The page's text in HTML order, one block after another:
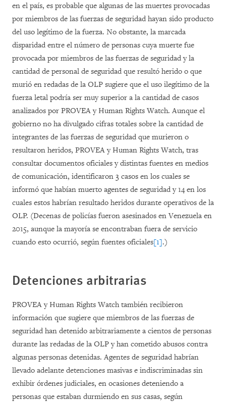
en el país, es probable que algunas de las muertes provocadas
por miembros de las fuerzas de seguridad hayan sido producto
del uso legítimo de la fuerza. No obstante, la marcada
disparidad entre el número de personas cuya muerte fue
provocada por miembros de las fuerzas de seguridad y la
cantidad de personal de seguridad que resultó herido o que
murió en redadas de la OLP sugiere que el uso ilegítimo de la
fuerza letal podría ser muy superior a la cantidad de casos
analizados por PROVEA y Human Rights Watch. Aunque el
gobierno no ha divulgado cifras totales sobre la cantidad de
integrantes de las fuerzas de seguridad que murieron o
resultaron heridos, PROVEA y Human Rights Watch, tras
consultar documentos oficiales y distintas fuentes en medios
de comunicación, identificaron 3 casos en los cuales se
informó que habían muerto agentes de seguridad y 14 en los
cuales estos habrían resultado heridos durante operativos de la
OLP. (Decenas de policías fueron asesinados en Venezuela en
2015, aunque la mayoría se encontraban fuera de servicio
cuando esto ocurrió, según fuentes oficiales[1].)
Detenciones arbitrarias
PROVEA y Human Rights Watch también recibieron
información que sugiere que miembros de las fuerzas de
seguridad han detenido arbitrariamente a cientos de personas
durante las redadas de la OLP y han cometido abusos contra
algunas personas detenidas. Agentes de seguridad habrían
llevado adelante detenciones masivas e indiscriminadas sin
exhibir órdenes judiciales, en ocasiones deteniendo a
personas que estaban durmiendo en sus casas, según